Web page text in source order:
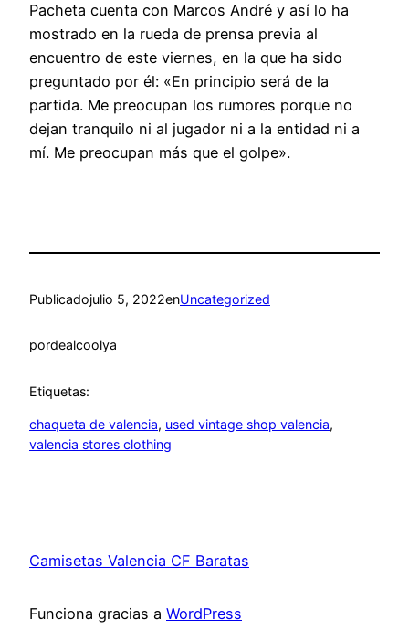
Pacheta cuenta con Marcos André y así lo ha
mostrado en la rueda de prensa previa al
encuentro de este viernes, en la que ha sido
preguntado por él: «En principio será de la
partida. Me preocupan los rumores porque no
dejan tranquilo ni al jugador ni a la entidad ni a
mí. Me preocupan más que el golpe».
Publicadojulio 5, 2022enUncategorized
pordealcoolya
Etiquetas:
chaqueta de valencia, used vintage shop valencia
valencia stores clothing
Camisetas Valencia CF Baratas
Funciona gracias a WordPress